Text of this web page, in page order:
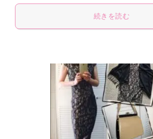
続きを読む